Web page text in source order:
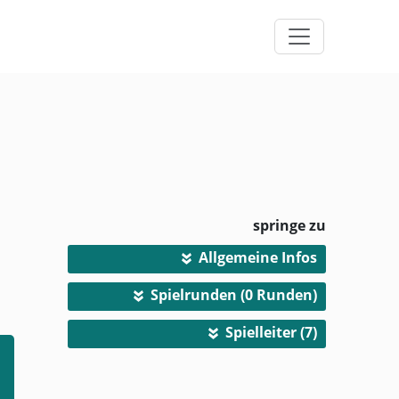
springe zu
»Allgemeine Infos
»Spielrunden (0 Runden)
»Spielleiter (7)